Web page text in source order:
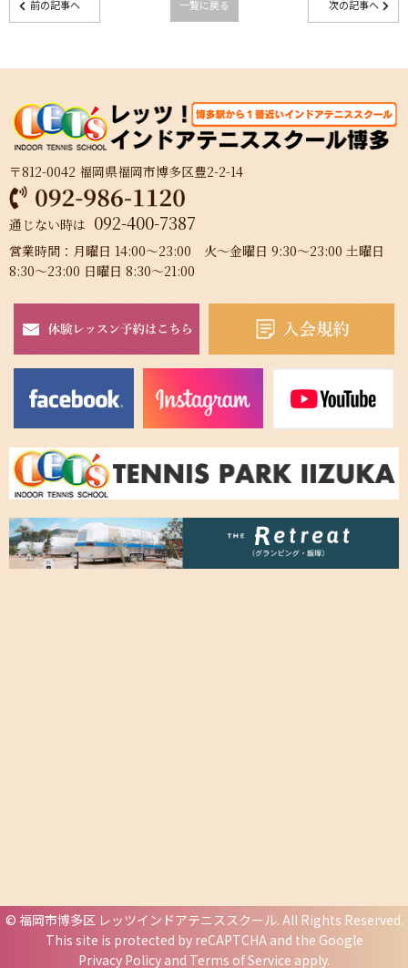
前の記事へ 一覧に戻る 次の記事へ
〒812-0042 福岡県福岡市博多区豊2-2-14
通じない時は 092-400-7387
営業時間：月曜日 14:00～23:00 火～金曜日 9:30～23:00 土曜日
8:30～23:00 日曜日 8:30～21:00
© 福岡市博多区 レッツインドアテニススクール. All Rights Reserved.
This site is protected by reCAPTCHA and the Google
Privacy Policy and Terms of Service apply.